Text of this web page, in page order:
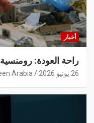
أخبار
راحة العودة:
26 يونيو 2026 Arabia